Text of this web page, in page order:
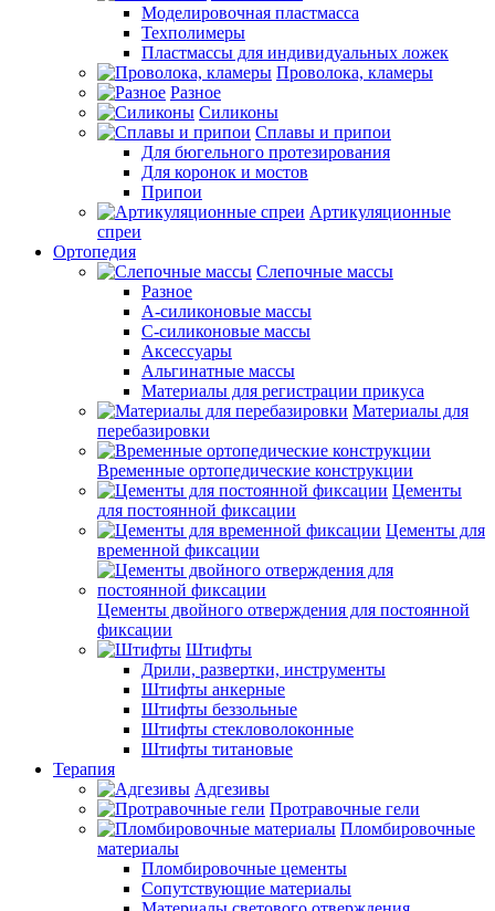
Моделировочная пластмасса
Техполимеры
Пластмассы для индивидуальных ложек
Проволока, кламеры
Разное
Силиконы
Сплавы и припои
Для бюгельного протезирования
Для коронок и мостов
Припои
Артикуляционные
спреи
Ортопедия
Слепочные массы
Разное
А-силиконовые массы
С-силиконовые массы
Аксессуары
Альгинатные массы
Материалы для регистрации прикуса
Материалы для
перебазировки
Временные ортопедические конструкции
Цементы
для постоянной фиксации
Цементы для
временной фиксации
Цементы двойного отверждения для постоянной
фиксации
Штифты
Дрили, развертки, инструменты
Штифты анкерные
Штифты беззольные
Штифты стекловолоконные
Штифты титановые
Терапия
Адгезивы
Протравочные гели
Пломбировочные
материалы
Пломбировочные цементы
Сопутствующие материалы